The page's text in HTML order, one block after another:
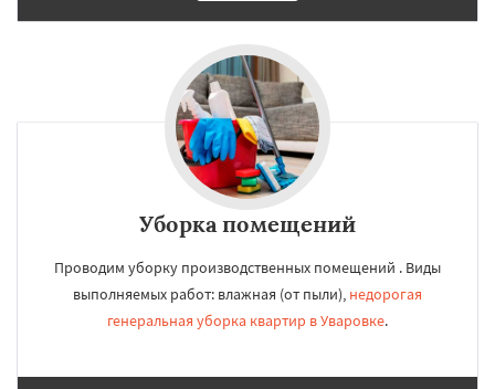
Уборка помещений
Проводим уборку производственных помещений . Виды
выполняемых работ: влажная (от пыли), недорогая
генеральная уборка квартир в Уваровке.